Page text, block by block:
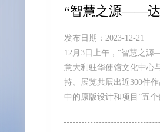
“智慧之源——达
发布日期：2023-12-21
12月3日上午，“智慧之
意大利驻华使馆文化中心
持。展览共展出近300件作
中的原版设计和项目”五